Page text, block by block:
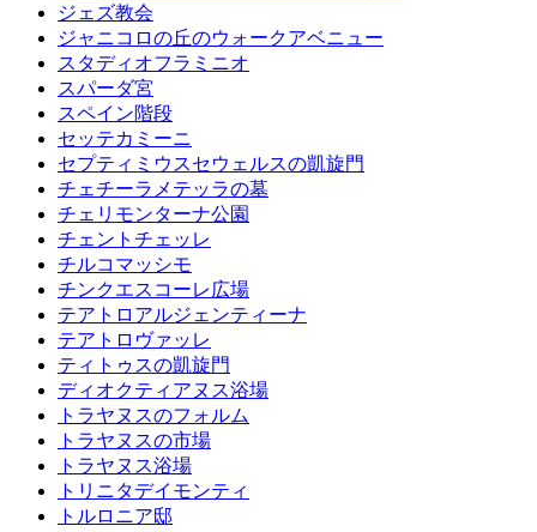
ジェズ教会
ジャニコロの丘のウォークアベニュー
スタディオフラミニオ
スパーダ宮
スペイン階段
セッテカミーニ
セプティミウスセウェルスの凱旋門
チェチーラメテッラの墓
チェリモンターナ公園
チェントチェッレ
チルコマッシモ
チンクエスコーレ広場
テアトロアルジェンティーナ
テアトロヴァッレ
ティトゥスの凱旋門
ディオクティアヌス浴場
トラヤヌスのフォルム
トラヤヌスの市場
トラヤヌス浴場
トリニタデイモンティ
トルロニア邸